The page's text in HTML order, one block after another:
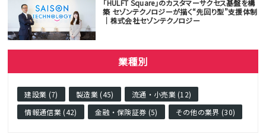
「HULFT Square」のカスタマーサクセス基盤を構
築 セゾンテクノロジーが描く“先回り型”支援体制
｜株式会社セゾンテクノロジー
業種別
建設業 (7) 製造業 (45)
流通・小売業 (12)
情報通信業 (42)
金融・保険証券 (5) その他の業界 (30)